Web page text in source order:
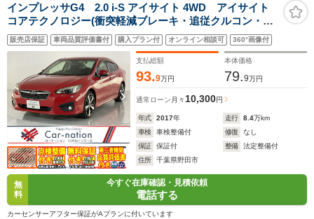
インプレッサG4 2.0 i-S アイサイト 4WD アイサイト
コアテクノロジー(衝突軽減ブレーキ・追従クルコン・誤
発進抑制・レーンキープ)/ステア連動LEDヘッドランプ/左
右独立AAC/前席パワーシート/KENWOODナビ/ドラレ
コ/ETC2.0/バックカメラ
販売店保証 車両品質評価書付 購入プラン付 オンライン相談可 360°画像付
支払総額
93.9万円
本体価格
79.9万円
通常ローン 月々 10,300円
年式 2017年 走行 8.4万km
車検
車検整備付 修復
なし
保証
保証付 整備
法定整備付
住所
千葉県野田市
無
料
今すぐ在庫確認・見積依頼
電話する
カーセンサーアフター保証がAプランに付いています